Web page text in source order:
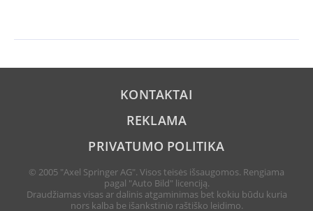
KONTAKTAI
REKLAMA
PRIVATUMO POLITIKA
© 2005 "Axel Springer AG". Visos teisės išsaugomos. Rengiama
pagal "Auto Bild" licenciją.
Draudžiamas visas ar dalinis atgaminimas bet kokiu būdu kuria
nors kalba be išankstinio raštiško leidimo.